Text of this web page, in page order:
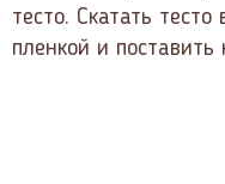
тесто. Скатать
пленкой и